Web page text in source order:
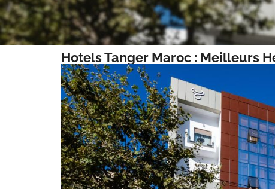
Hotels Tanger Maroc : Meilleurs